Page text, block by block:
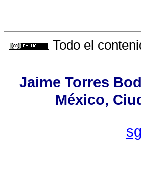
Todo el
Jaime Torres
México,